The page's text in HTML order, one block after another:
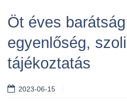
Öt éves
egyenlőség,
tájékoztatás
2023-06-15